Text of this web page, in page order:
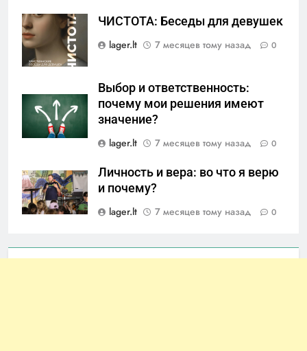
ЧИСТОТА: Беседы для девушек
lager.lt
7 месяцев тому назад 0
Выбор и ответственность:
почему мои решения имеют
значение?
lager.lt
7 месяцев тому назад 0
Личность и вера: во что я верю
и почему?
lager.lt
7 месяцев тому назад 0